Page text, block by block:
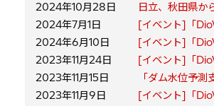
2024年10月28日
日立、秋田県か
2024年7月1日
[イベント]「
2024年6月10日
[イベント]「
2023年11月24日
[イベント]「
2023年11月15日
「ダム水位予
2023年11月9日
[イベント]「